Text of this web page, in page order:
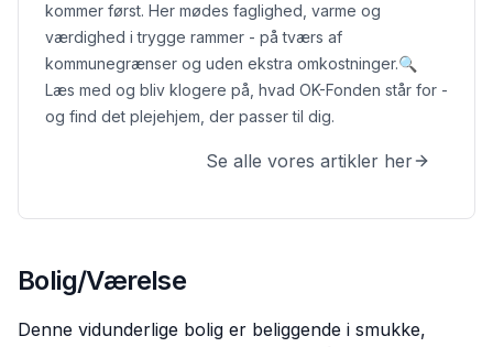
kommer først. Her mødes faglighed, varme og
værdighed i trygge rammer - på tværs af
kommunegrænser og uden ekstra omkostninger.🔍
Læs med og bliv klogere på, hvad OK-Fonden står for -
og find det plejehjem, der passer til dig.
Se alle vores artikler her
Bolig/Værelse
Denne vidunderlige bolig er beliggende i smukke,